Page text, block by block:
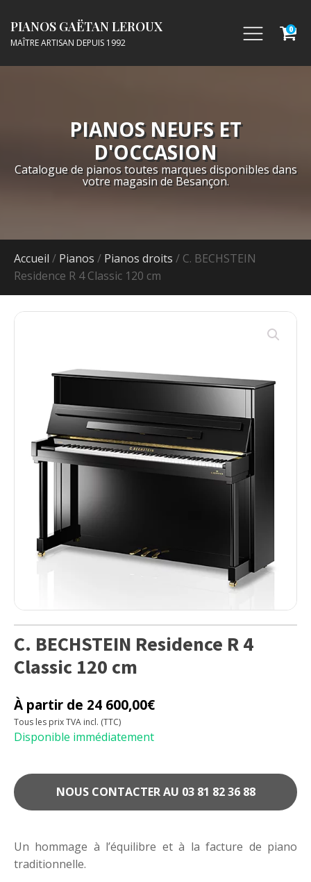
PIANOS GAËTAN LEROUX
MAÎTRE ARTISAN DEPUIS 1992
0
PIANOS NEUFS ET
D'OCCASION
Catalogue de pianos toutes marques disponibles dans
votre magasin de Besançon.
Accueil / Pianos / Pianos droits / C. BECHSTEIN
Residence R 4 Classic 120 cm
C. BECHSTEIN Residence R 4
Classic 120 cm
À partir de 24 600,00€
Tous les prix TVA incl. (TTC)
Disponible immédiatement
NOUS CONTACTER AU 03 81 82 36 88
Un hommage à l’équilibre et à la facture de piano
traditionnelle.